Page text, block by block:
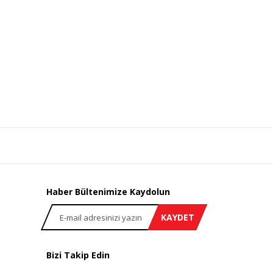
Haber Bültenimize Kaydolun
KAYDET
Bizi Takip Edin